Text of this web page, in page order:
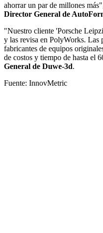
ahorrar un par de millones
Director General de
"Nuestro cliente 'Porsche
y las revisa en PolyWorks. Las
fabricantes de equipos
de costos y tiempo de hasta el
General de Duwe-3d.
Fuente: InnovMetric